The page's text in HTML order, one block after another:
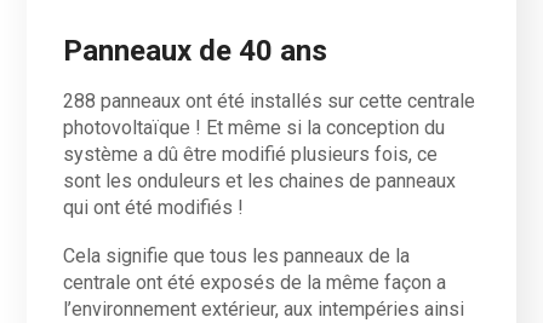
Panneaux de 40 ans
288 panneaux ont été installés sur cette centrale
photovoltaïque ! Et même si la conception du
système a dû être modifié plusieurs fois, ce
sont les onduleurs et les chaines de panneaux
qui ont été modifiés !
Cela signifie que tous les panneaux de la
centrale ont été exposés de la même façon a
l’environnement extérieur, aux intempéries ainsi